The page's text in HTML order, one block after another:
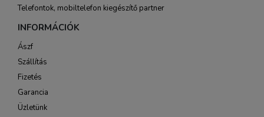
Telefontok, mobiltelefon kiegészítő partner
INFORMÁCIÓK
Ászf
Szállítás
Fizetés
Garancia
Üzletünk